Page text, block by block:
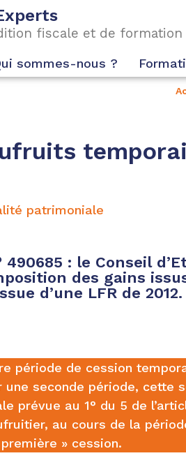
fiscale et de formation
sommes-nous ?
patrimoniale
490685 : le Conseil
des gains
d’une LFR de 2012.
période de cession
seconde période, cette
prévue au 1° du 5 de
au cours de la
» cession.